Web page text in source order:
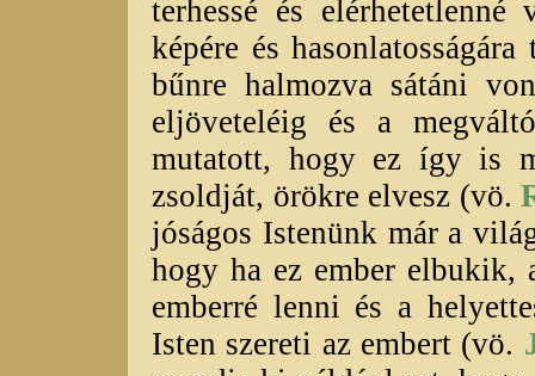
terhessé és
képére és
bűnre halmozva sátáni
eljöveteléig és a
mutatott, hogy ez így is
zsoldját, örökre elvesz (vö.
jóságos Istenünk már a
hogy ha ez ember elbukik,
emberré lenni és a
Isten szereti az embert (vö.